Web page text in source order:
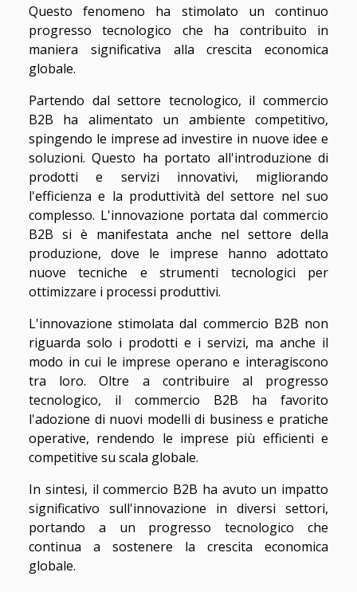
Questo fenomeno ha stimolato un continuo
progresso tecnologico che ha contribuito in
maniera significativa alla crescita economica
globale.
Partendo dal settore tecnologico, il commercio
B2B ha alimentato un ambiente competitivo,
spingendo le imprese ad investire in nuove idee e
soluzioni. Questo ha portato all'introduzione di
prodotti e servizi innovativi, migliorando
l'efficienza e la produttività del settore nel suo
complesso. L'innovazione portata dal commercio
B2B si è manifestata anche nel settore della
produzione, dove le imprese hanno adottato
nuove tecniche e strumenti tecnologici per
ottimizzare i processi produttivi.
L'innovazione stimolata dal commercio B2B non
riguarda solo i prodotti e i servizi, ma anche il
modo in cui le imprese operano e interagiscono
tra loro. Oltre a contribuire al progresso
tecnologico, il commercio B2B ha favorito
l'adozione di nuovi modelli di business e pratiche
operative, rendendo le imprese più efficienti e
competitive su scala globale.
In sintesi, il commercio B2B ha avuto un impatto
significativo sull'innovazione in diversi settori,
portando a un progresso tecnologico che
continua a sostenere la crescita economica
globale.